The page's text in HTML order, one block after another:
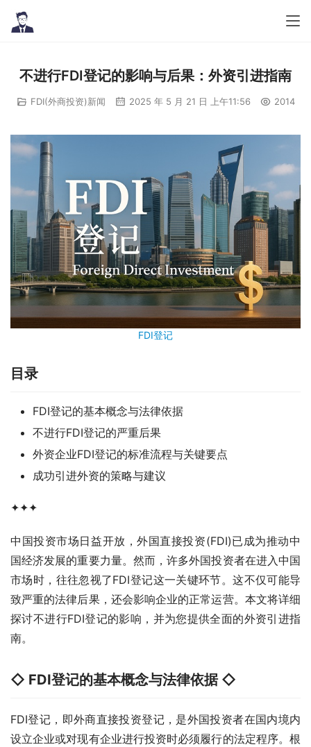
不进行FDI登记的影响与后果：外资引进指南
FDI(外商投资)新闻 2025 年 5 月 21 日 上午11:56 2014
FDI登记
目录
FDI登记的基本概念与法律依据
不进行FDI登记的严重后果
外资企业FDI登记的标准流程与关键要点
成功引进外资的策略与建议
✦✦✦
中国投资市场日益开放，外国直接投资(FDI)已成为推动中
国经济发展的重要力量。然而，许多外国投资者在进入中国
市场时，往往忽视了FDI登记这一关键环节。这不仅可能导
致严重的法律后果，还会影响企业的正常运营。本文将详细
探讨不进行FDI登记的影响，并为您提供全面的外资引进指
南。
◇ FDI登记的基本概念与法律依据 ◇
FDI登记，即外商直接投资登记，是外国投资者在国内境内
设立企业或对现有企业进行投资时必须履行的法定程序。根